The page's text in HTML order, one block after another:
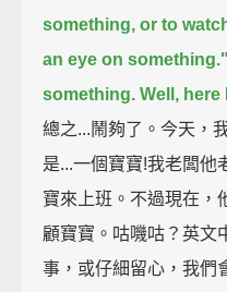
something, or to
an eye on something."
something. Well, here
總之...鬧夠了。今天，
是...一個寶寶!我老闆他
寶來上班。不過現在，
顧寶寶。咕嘰咕？英文
事，或仔細留心，我們